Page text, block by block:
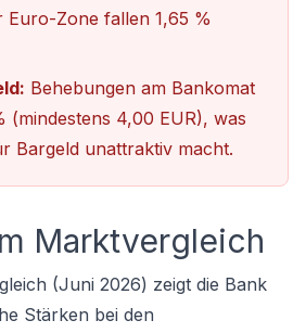
Euro-Zone fallen 1,65 %
Behebungen am Bankomat
(mindestens 4,00 EUR), was
Bargeld unattraktiv macht.
Marktvergleich
(Juni 2026) zeigt die Bank
Stärken bei den